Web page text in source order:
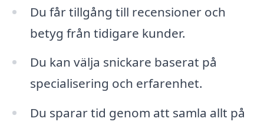
Du får tillgång till recensioner och
betyg från tidigare kunder.
Du kan välja snickare baserat på
specialisering och erfarenhet.
Du sparar tid genom att samla allt på